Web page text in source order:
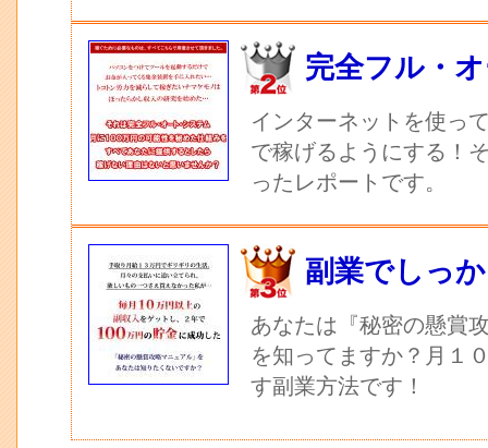
完全フル・
インターネットを使っ
で稼げるようにする！
ったレポートです。
副業でしっ
あなたは『秘密の懸賞
を知ってますか？月１
す副業方法です！